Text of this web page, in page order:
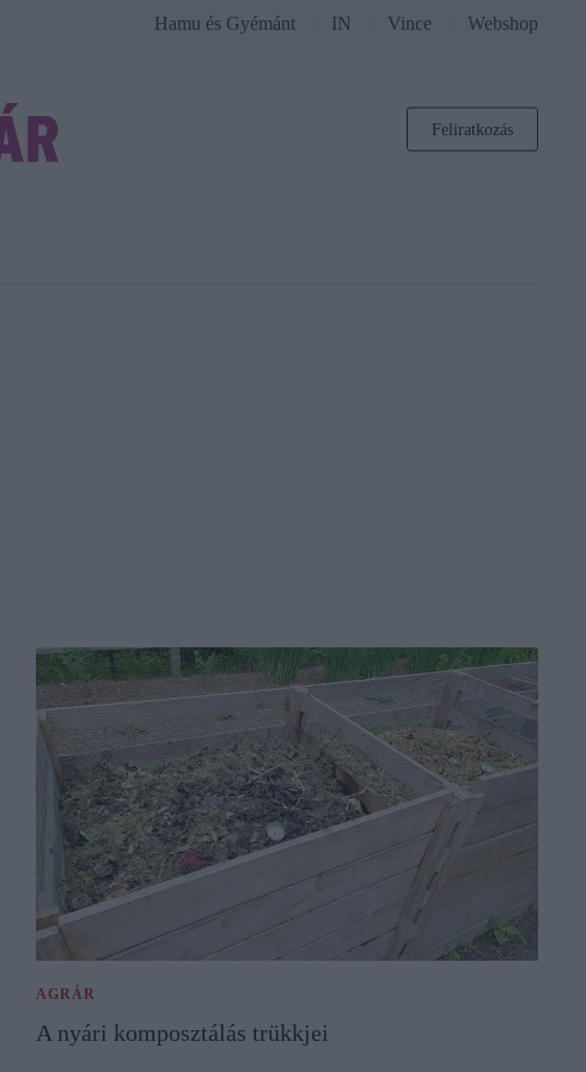
Hamu és Gyémánt IN Vince Webshop
Feliratkozás
AGRÁR
A nyári komposztálás trükkjei